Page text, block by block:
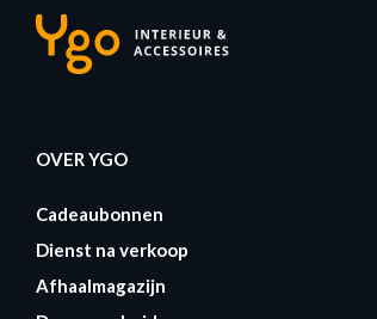
OVER YGO
Cadeaubonnen
Dienst na verkoop
Afhaalmagazijn